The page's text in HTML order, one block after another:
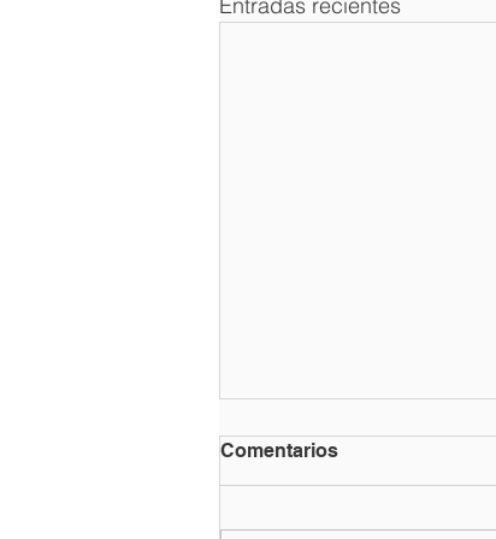
Entradas recientes
Comentarios